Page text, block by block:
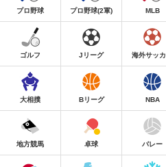
プロ野球 プロ野球(2軍) MLB
ゴルフ Jリーグ 海外サッ
大相撲 Bリーグ NBA
地方競馬 卓球 バレー